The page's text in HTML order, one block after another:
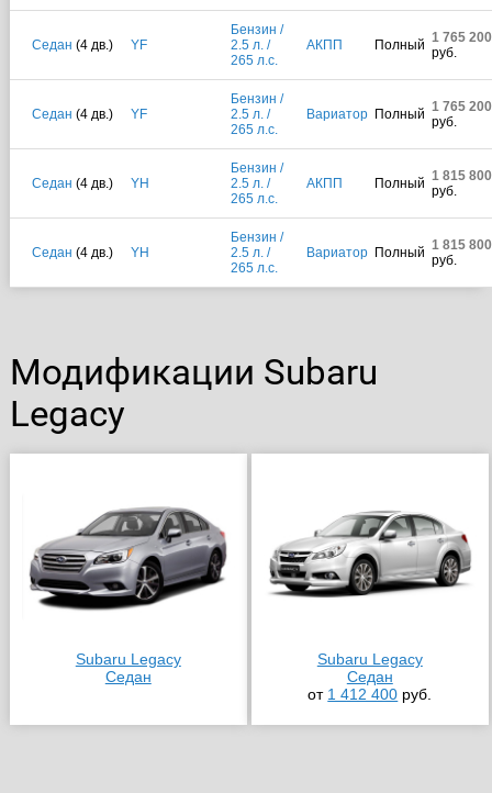
Седан (4 дв.) YF
Бензин /
2.5 л. /
265 л.с.
АКПП Полный 1 765 200
руб.
Седан (4 дв.) YF
Бензин /
2.5 л. /
265 л.с.
Вариатор Полный 1 765 200
руб.
Седан (4 дв.) YH
Бензин /
2.5 л. /
265 л.с.
АКПП Полный 1 815 800
руб.
Седан (4 дв.) YH
Бензин /
2.5 л. /
265 л.с.
Вариатор Полный 1 815 800
руб.
Модификации Subaru
Legacy
Subaru Legacy
Седан
Subaru Legacy
Седан
от 1 412 400 руб.